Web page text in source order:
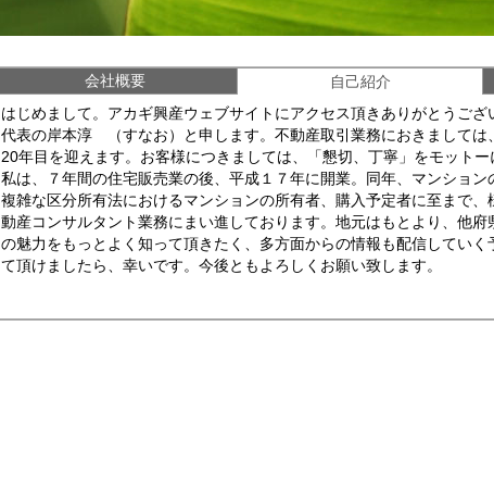
会社概要 自己紹介
はじめまして。アカギ興産ウェブサイトにアクセス頂きありがとうござ
代表の岸本淳 （すなお）と申します。不動産取引業務におきましては
20年目を迎えます。お客様につきましては、「懇切、丁寧」をモットー
私は、７年間の住宅販売業の後、平成１７年に開業。同年、マンション
複雑な区分所有法におけるマンションの所有者、購入予定者に至まで
動産コンサルタント業務にまい進しております。地元はもとより、他
の魅力をもっとよく知って頂きたく、多方面からの情報も配信してい
て頂けましたら、幸いです。今後ともよろしくお願い致します。